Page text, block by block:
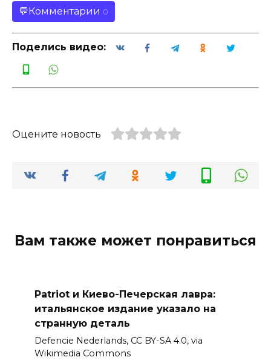
Комментарии 0
Поделись видео:
Оцените новость
Вам также может понравиться
Patriot и Киево-Печерская лавра:
итальянское издание указало на
странную деталь
Defencie Nederlands, CC BY-SA 4.0, via
Wikimedia Commons